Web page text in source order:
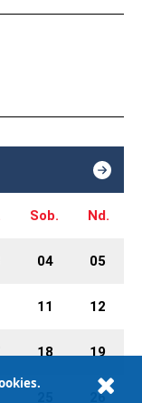
Sob. Nd.
04 05
11 12
18 19
26